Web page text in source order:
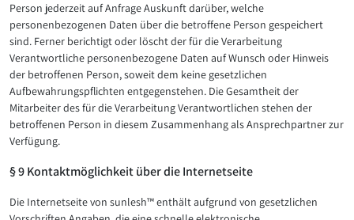
Person jederzeit auf Anfrage Auskunft darüber, welche
personenbezogenen Daten über die betroffene Person gespeichert
sind. Ferner berichtigt oder löscht der für die Verarbeitung
Verantwortliche personenbezogene Daten auf Wunsch oder Hinweis
der betroffenen Person, soweit dem keine gesetzlichen
Aufbewahrungspflichten entgegenstehen. Die Gesamtheit der
Mitarbeiter des für die Verarbeitung Verantwortlichen stehen der
betroffenen Person in diesem Zusammenhang als Ansprechpartner zur
Verfügung.
§ 9 Kontaktmöglichkeit über die Internetseite
Die Internetseite von sunlesh™ enthält aufgrund von gesetzlichen